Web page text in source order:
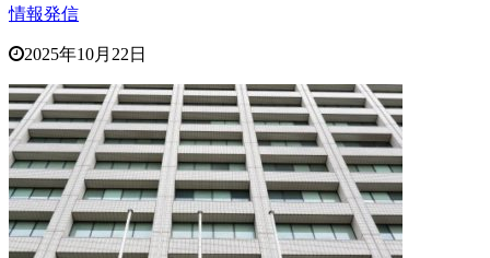
情報発信
2025年10月22日